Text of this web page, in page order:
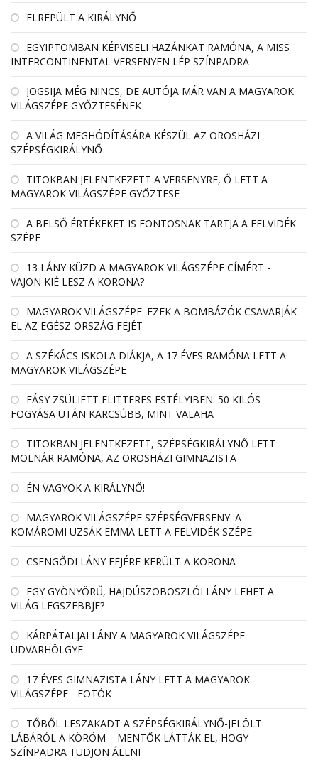
ELREPÜLT A KIRÁLYNŐ
EGYIPTOMBAN KÉPVISELI HAZÁNKAT RAMÓNA, A MISS
INTERCONTINENTAL VERSENYEN LÉP SZÍNPADRA
JOGSIJA MÉG NINCS, DE AUTÓJA MÁR VAN A MAGYAROK
VILÁGSZÉPE GYŐZTESÉNEK
A VILÁG MEGHÓDÍTÁSÁRA KÉSZÜL AZ OROSHÁZI
SZÉPSÉGKIRÁLYNŐ
TITOKBAN JELENTKEZETT A VERSENYRE, Ő LETT A
MAGYAROK VILÁGSZÉPE GYŐZTESE
A BELSŐ ÉRTÉKEKET IS FONTOSNAK TARTJA A FELVIDÉK
SZÉPE
13 LÁNY KÜZD A MAGYAROK VILÁGSZÉPE CÍMÉRT -
VAJON KIÉ LESZ A KORONA?
MAGYAROK VILÁGSZÉPE: EZEK A BOMBÁZÓK CSAVARJÁK
EL AZ EGÉSZ ORSZÁG FEJÉT
A SZÉKÁCS ISKOLA DIÁKJA, A 17 ÉVES RAMÓNA LETT A
MAGYAROK VILÁGSZÉPE
FÁSY ZSÜLIETT FLITTERES ESTÉLYIBEN: 50 KILÓS
FOGYÁSA UTÁN KARCSÚBB, MINT VALAHA
TITOKBAN JELENTKEZETT, SZÉPSÉGKIRÁLYNŐ LETT
MOLNÁR RAMÓNA, AZ OROSHÁZI GIMNAZISTA
ÉN VAGYOK A KIRÁLYNŐ!
MAGYAROK VILÁGSZÉPE SZÉPSÉGVERSENY: A
KOMÁROMI UZSÁK EMMA LETT A FELVIDÉK SZÉPE
CSENGŐDI LÁNY FEJÉRE KERÜLT A KORONA
EGY GYÖNYÖRŰ, HAJDÚSZOBOSZLÓI LÁNY LEHET A
VILÁG LEGSZEBBJE?
KÁRPÁTALJAI LÁNY A MAGYAROK VILÁGSZÉPE
UDVARHÖLGYE
17 ÉVES GIMNAZISTA LÁNY LETT A MAGYAROK
VILÁGSZÉPE - FOTÓK
TŐBŐL LESZAKADT A SZÉPSÉGKIRÁLYNŐ-JELÖLT
LÁBÁRÓL A KÖRÖM – MENTŐK LÁTTÁK EL, HOGY
SZÍNPADRA TUDJON ÁLLNI